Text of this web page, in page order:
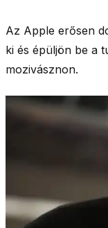
Az Apple erősen
ki és épüljön be a
mozivásznon.